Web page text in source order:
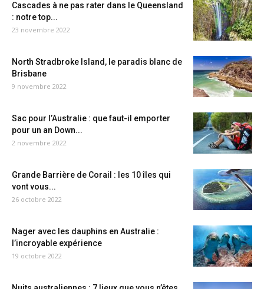
Cascades à ne pas rater dans le Queensland
: notre top...
23 novembre 2022
North Stradbroke Island, le paradis blanc de
Brisbane
9 novembre 2022
Sac pour l’Australie : que faut-il emporter
pour un an Down...
2 novembre 2022
Grande Barrière de Corail : les 10 îles qui
vont vous...
26 octobre 2022
Nager avec les dauphins en Australie :
l’incroyable expérience
19 octobre 2022